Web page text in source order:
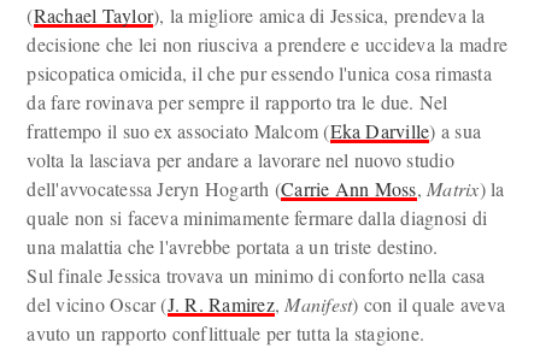
(Rachael Taylor), la migliore amica di Jessica, prendeva la
decisione che lei non riusciva a prendere e uccideva la madre
psicopatica omicida, il che pur essendo l'unica cosa rimasta
da fare rovinava per sempre il rapporto tra le due. Nel
frattempo il suo ex associato Malcom (Eka Darville) a sua
volta la lasciava per andare a lavorare nel nuovo studio
dell'avvocatessa Jeryn Hogarth (Carrie Ann Moss, Matrix) la
quale non si faceva minimamente fermare dalla diagnosi di
una malattia che l'avrebbe portata a un triste destino.
Sul finale Jessica trovava un minimo di conforto nella casa
del vicino Oscar (J. R. Ramirez, Manifest) con il quale aveva
avuto un rapporto conflittuale per tutta la stagione.